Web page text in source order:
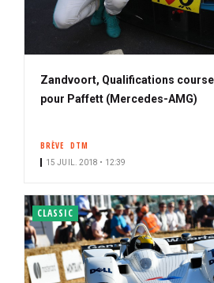
Zandvoort, Qualifications
pour Paffett (Mercedes-AMG)
BRÈVE DTM
15 JUIL. 2018 • 12:39
CLASSIC